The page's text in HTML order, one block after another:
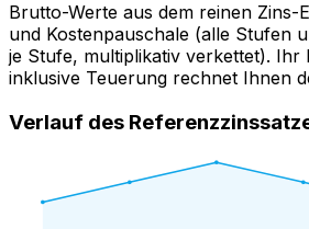
Brutto-Werte aus dem reinen
und Kostenpauschale (alle Stufen
je Stufe, multiplikativ verkettet). Ihr
inklusive Teuerung rechnet Ihnen
Verlauf des